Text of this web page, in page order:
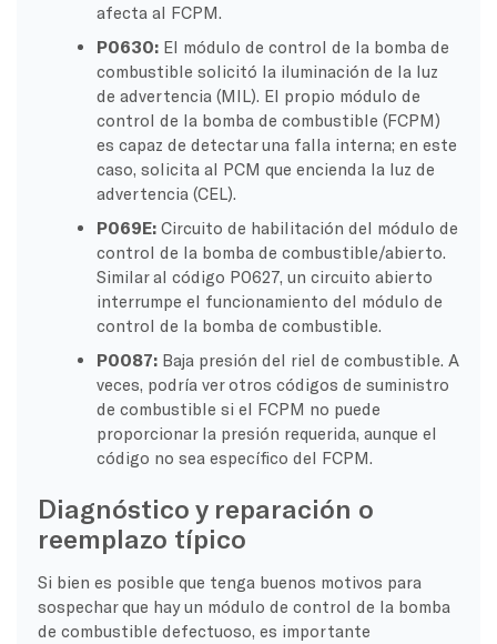
afecta al FCPM.
P0630: El módulo de control de la bomba de
combustible solicitó la iluminación de la luz
de advertencia (MIL). El propio módulo de
control de la bomba de combustible (FCPM)
es capaz de detectar una falla interna; en este
caso, solicita al PCM que encienda la luz de
advertencia (CEL).
P069E: Circuito de habilitación del módulo de
control de la bomba de combustible/abierto.
Similar al código P0627, un circuito abierto
interrumpe el funcionamiento del módulo de
control de la bomba de combustible.
P0087: Baja presión del riel de combustible. A
veces, podría ver otros códigos de suministro
de combustible si el FCPM no puede
proporcionar la presión requerida, aunque el
código no sea específico del FCPM.
Diagnóstico y reparación o
reemplazo típico
Si bien es posible que tenga buenos motivos para
sospechar que hay un módulo de control de la bomba
de combustible defectuoso, es importante